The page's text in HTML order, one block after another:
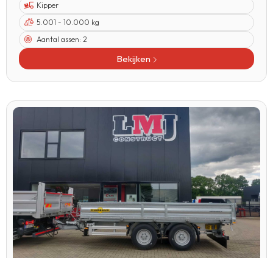
Kipper
5.001 - 10.000 kg
Aantal assen: 2
Bekijken